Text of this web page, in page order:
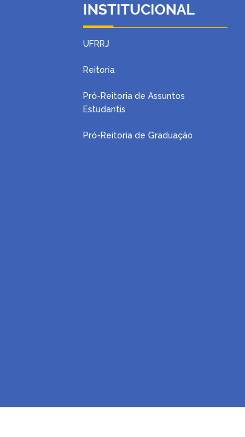
INSTITUCIONAL
UFRRJ
Reitoria
Pró-Reitoria de Assuntos
Estudantis
Pró-Reitoria de Graduação